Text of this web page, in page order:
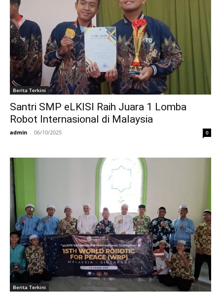
Berita Terkini
Santri SMP eLKISI Raih Juara 1 Lomba
Robot Internasional di Malaysia
admin - 06/10/2025 0
Berita Terkini